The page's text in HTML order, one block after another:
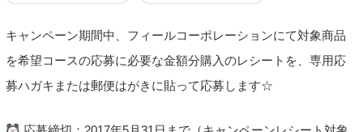
キャンペーン期間中、フィールコーポレーションにて対象商品
を希望コースの応募に必要な金額分購入のレシートを、専用応
募ハガキまたは郵便はがきに貼って応募します☆